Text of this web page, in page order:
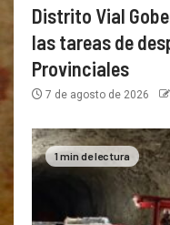
Distrito Vial
las tareas de
Provinciales
7 de agosto de 2026
1 min de lectura